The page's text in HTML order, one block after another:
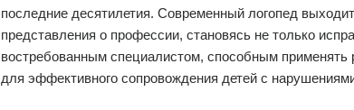
последние десятилетия. Современный логопед
представления о профессии, становясь не только
востребованным специалистом, способным применять
для эффективного сопровождения детей с